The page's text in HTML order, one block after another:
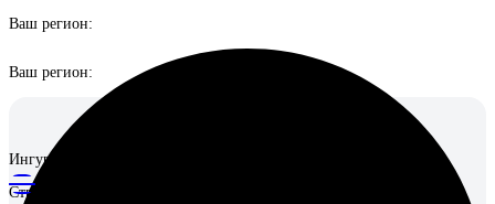
Ваш регион:
Ваш регион:
Ингуро
Страховой маркетплейс